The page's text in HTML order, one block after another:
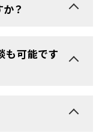
？
も可能です
。